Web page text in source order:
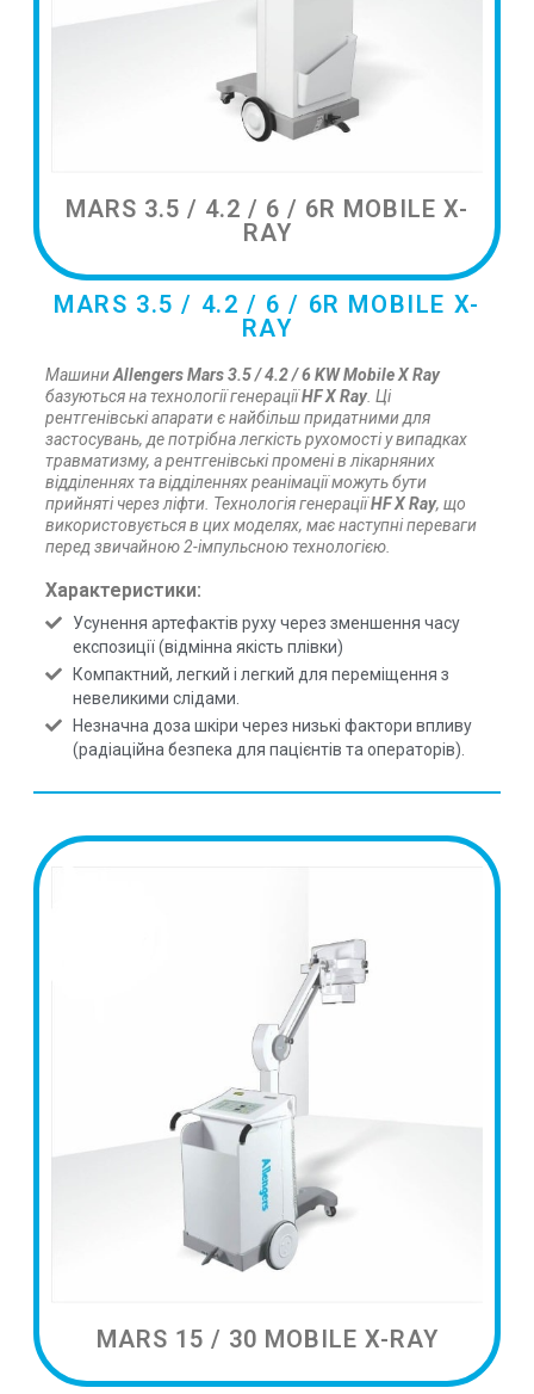
MARS 3.5 / 4.2 / 6 / 6R MOBILE X-
RAY
MARS 3.5 / 4.2 / 6 / 6R MOBILE X-
RAY
МашиниAllengers Mars 3.5 / 4.2 / 6 KW Mobile X Ray
базуються на технології генераціїHF X Ray. Ці
рентгенівські апарати є найбільш придатними для
застосувань, де потрібна легкість рухомості у випадках
травматизму, а рентгенівські промені в лікарняних
відділеннях та відділеннях реанімації можуть бути
прийняті через ліфти. Технологія генераціїHF X Ray, що
використовується в цих моделях, має наступні переваги
перед звичайною 2-імпульсною технологією.
Характеристики:
Усунення артефактів руху через зменшення часу
експозиції (відмінна якість плівки)
Компактний, легкий і легкий для переміщення з
невеликими слідами.
Незначна доза шкіри через низькі фактори впливу
(радіаційна безпека для пацієнтів та операторів).
MARS 15 / 30 MOBILE X-RAY